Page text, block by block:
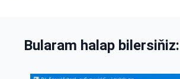
Bularam halap bilersiňiz: